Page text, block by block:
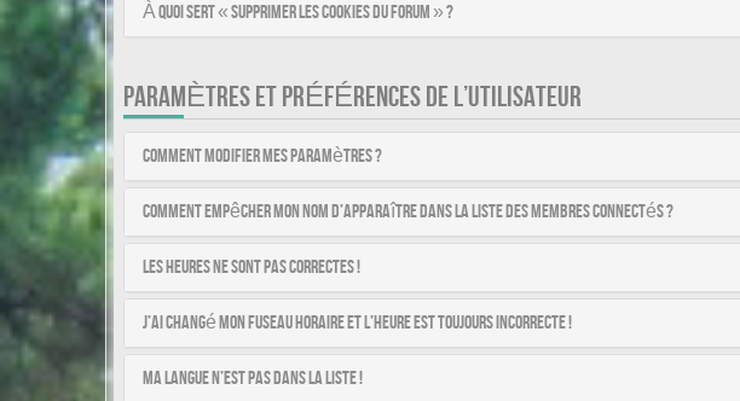
À quoi sert « Supprimer les cookies du forum » ?
PARAMÈTRES ET PRÉFÉRENCES DE L’UTILISATEUR
Comment modifier mes paramètres ?
Comment empêcher mon nom d’apparaître dans la liste des membres connectés ?
Les heures ne sont pas correctes !
J’ai changé mon fuseau horaire et l’heure est toujours incorrecte !
Ma langue n’est pas dans la liste !